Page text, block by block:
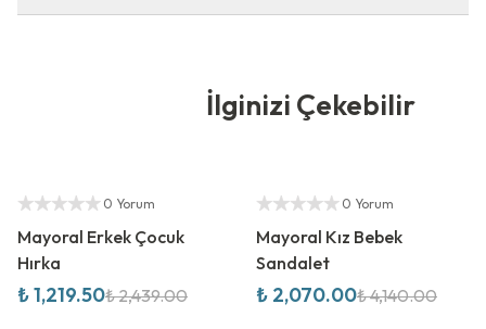
İlginizi Çekebilir
Yetkili Satıcı
0 Yorum
Mayoral Erkek Çocuk
Hırka
₺ 1,219.50₺ 2,439.00
Yetkili Satıcı
0 Yorum
Mayoral Kız Bebek
Sandalet
₺ 2,070.00₺ 4,140.00